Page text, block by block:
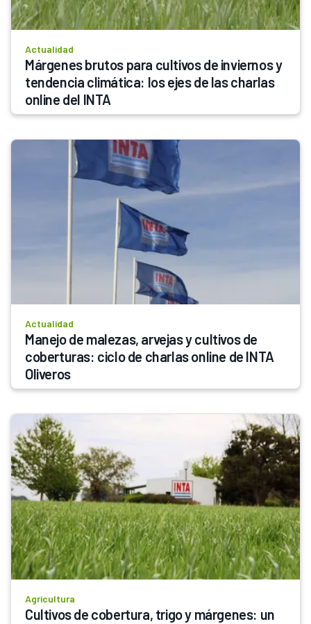
Actualidad
Márgenes brutos para cultivos de inviernos y
tendencia climática: los ejes de las charlas
Actualidad
Manejo de malezas, arvejas y cultivos de
coberturas: ciclo de charlas online de INTA
Oliveros
Agricultura
Cultivos de cobertura, trigo y márgenes: un